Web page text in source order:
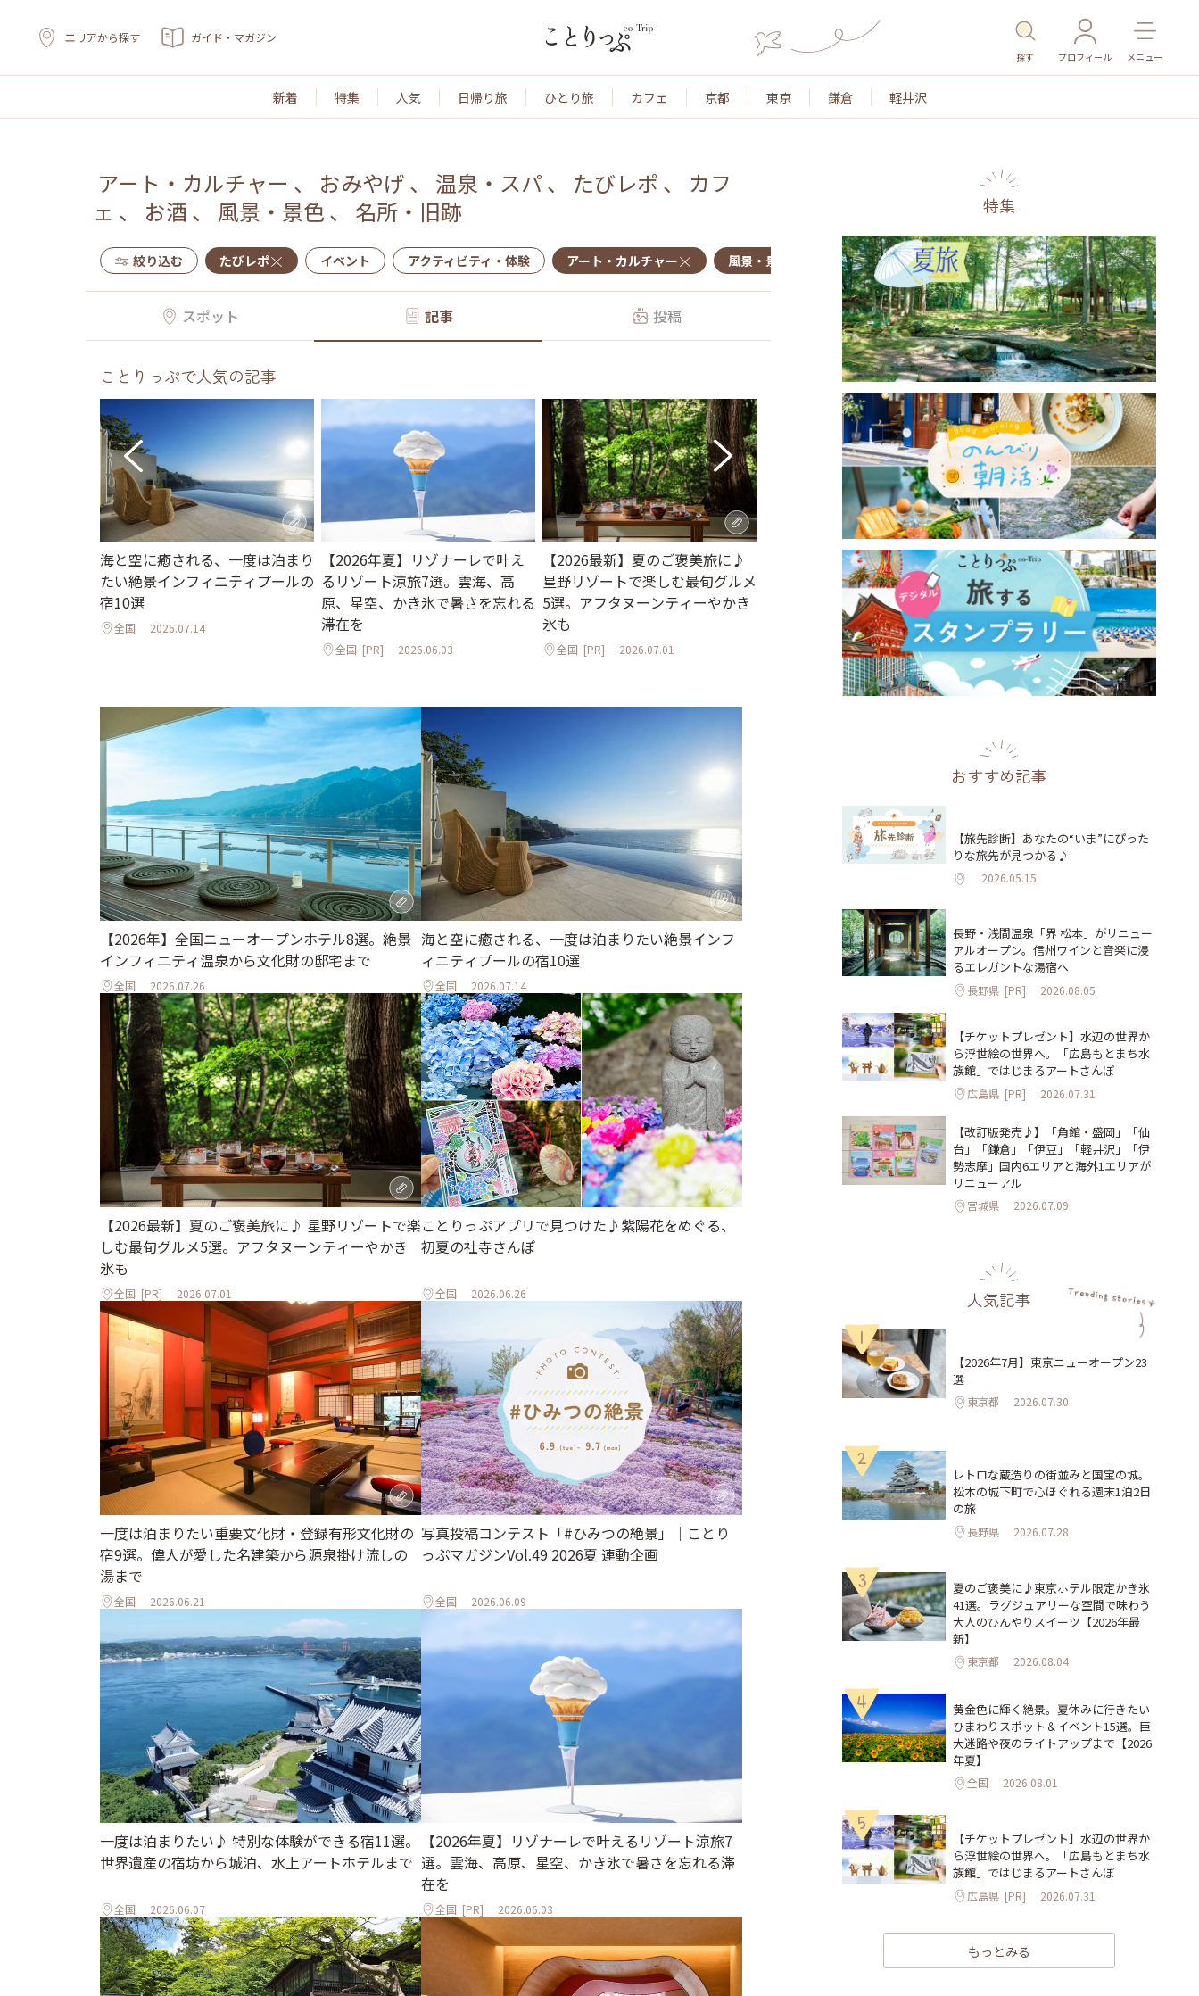
エリアから探す ガイド・マガジン
探す プロフィール メニュー
新着 特集 人気 日帰り旅 ひとり旅 カフェ 京都 東京 鎌倉 軽井沢
アート・カルチャー 、 おみやげ 、 温泉・スパ 、 たびレポ 、 カフ
ェ 、 お酒 、 風景・景色 、 名所・旧跡
絞り込む たびレポ イベント アクティビティ・体験 アート・カルチャー 風景・景色 名所・旧跡 温泉・スパ その他施設
スポット 記事 投稿
ことりっぷで人気の記事
海と空に癒される、一度は泊まり
たい絶景インフィニティプールの
宿10選
全国 2026.07.14
【2026年夏】リゾナーレで叶え
るリゾート涼旅7選。雲海、高
原、星空、かき氷で暑さを忘れる
滞在を
全国 [PR] 2026.06.03
【2026最新】夏のご褒美旅に♪
星野リゾートで楽しむ最旬グルメ
5選。アフタヌーンティーやかき
氷も
全国 [PR] 2026.07.01
おしゃれなパッケージが目印。ほ
どよい酸味と苦みがおいしい
「AURORA COFFEE」
2017.02.19
【2026年】全国ニューオープンホテル8選。絶景
インフィニティ温泉から文化財の邸宅まで
全国 2026.07.26
海と空に癒される、一度は泊まりたい絶景インフ
ィニティプールの宿10選
全国 2026.07.14
【2026最新】夏のご褒美旅に♪ 星野リゾートで楽
しむ最旬グルメ5選。アフタヌーンティーやかき
氷も
全国 [PR] 2026.07.01
ことりっぷアプリで見つけた♪紫陽花をめぐる、
初夏の社寺さんぽ
全国 2026.06.26
一度は泊まりたい重要文化財・登録有形文化財の
宿9選。偉人が愛した名建築から源泉掛け流しの
湯まで
全国 2026.06.21
写真投稿コンテスト「#ひみつの絶景」｜ことり
っぷマガジンVol.49 2026夏 連動企画
全国 2026.06.09
一度は泊まりたい♪ 特別な体験ができる宿11選。
世界遺産の宿坊から城泊、水上アートホテルまで
全国 2026.06.07
【2026年夏】リゾナーレで叶えるリゾート涼旅7
選。雲海、高原、星空、かき氷で暑さを忘れる滞
在を
全国 [PR] 2026.06.03
特集
おすすめ記事
【旅先診断】あなたの“いま”にぴった
りな旅先が見つかる♪
2026.05.15
長野・浅間温泉「界 松本」がリニュー
アルオープン。信州ワインと音楽に浸
るエレガントな湯宿へ
長野県 [PR] 2026.08.05
【チケットプレゼント】水辺の世界か
ら浮世絵の世界へ。「広島もとまち水
族館」ではじまるアートさんぽ
広島県 [PR] 2026.07.31
【改訂版発売♪】「角館・盛岡」「仙
台」「鎌倉」「伊豆」「軽井沢」「伊
勢志摩」国内6エリアと海外1エリアが
リニューアル
宮城県 2026.07.09
人気記事
1
【2026年7月】東京ニューオープン23
選
東京都 2026.07.30
2
レトロな蔵造りの街並みと国宝の城。
松本の城下町で心ほぐれる週末1泊2日
の旅
長野県 2026.07.28
3
夏のご褒美に♪東京ホテル限定かき氷
41選。ラグジュアリーな空間で味わう
大人のひんやりスイーツ【2026年最
新】
東京都 2026.08.04
4
黄金色に輝く絶景。夏休みに行きたい
ひまわりスポット＆イベント15選。巨
大迷路や夜のライトアップまで【2026
年夏】
全国 2026.08.01
5
【チケットプレゼント】水辺の世界か
ら浮世絵の世界へ。「広島もとまち水
族館」ではじまるアートさんぽ
広島県 [PR] 2026.07.31
もっとみる